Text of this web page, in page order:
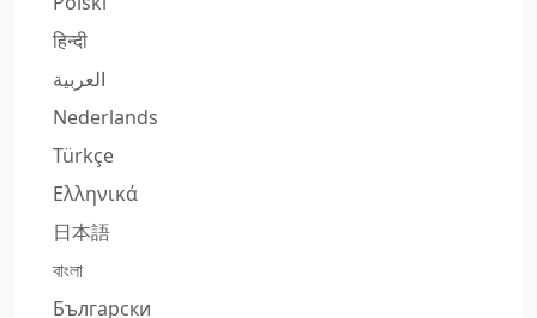
हिन्दी
العربية
Nederlands
Türkçe
Ελληνικά
日本語
বাংলা
Български